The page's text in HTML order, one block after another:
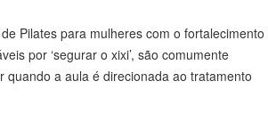
Pilates para mulheres com o fortalecimento
por ‘segurar o xixi’, são comumente
quando a aula é direcionada ao tratamento